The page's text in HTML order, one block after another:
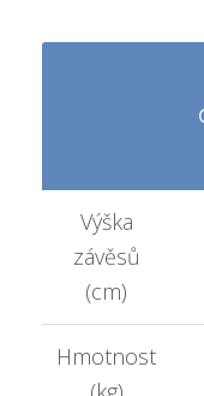
Výška
závěsů
(cm)
Hmotnost